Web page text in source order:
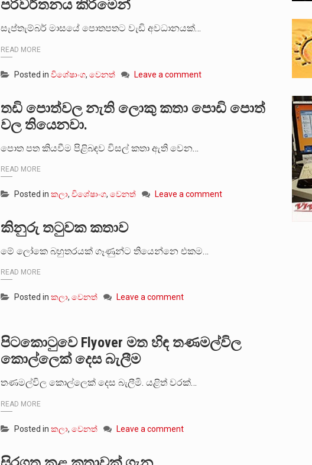
පරිවර්තනය කිරීමෙන්
සැප්තැම්බර් මාසයේ පොතපතට වැඩි අවධානයක්…
READ MORE
Posted in විශේෂාංග, වෙනත් Leave a comment
තඩි පොත්වල නැති ලොකු කතා පොඩි පොත්
වල තියෙනවා.
පොත පත කියවීම පිළිබඳව විසල් කතා ඇති වෙන…
READ MORE
Posted in කලා, විශේෂාංග, වෙනත් Leave a comment
කිනුරු තටුවක කතාව
මේ ලෝකෙ බහුතරයක් ගෑණුන්ට තියෙන්නෙ එකම…
READ MORE
Posted in කලා, වෙනත් Leave a comment
පිටකොටුවෙ Flyover මත හිඳ තණමල්විල
කොල්ලෙක් දෙස බැලීම
තණමල්විල කොල්ලෙක් දෙස බැලීමි. යළිත් වරක්…
READ MORE
Posted in කලා, වෙනත් Leave a comment